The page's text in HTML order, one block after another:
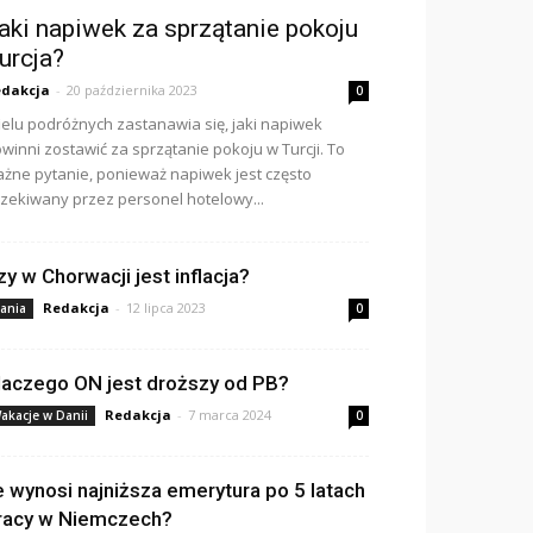
napiwek za sprzątanie pokoju
- 20 października 2023 0
podróżnych zastanawia się, jaki napiwek
zostawić za sprzątanie pokoju w Turcji. To
pytanie, ponieważ napiwek jest często
przez personel hotelowy...
w Chorwacji jest inflacja?
Redakcja - 12 lipca 2023 0
ON jest droższy od PB?
w Danii Redakcja - 7 marca 2024 0
wynosi najniższa emerytura po 5 latach
w Niemczech?